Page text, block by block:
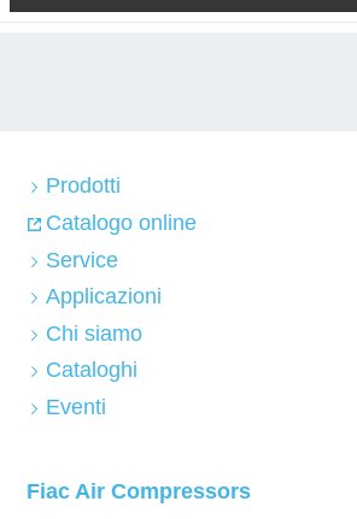
Prodotti
Catalogo online
Service
Applicazioni
Chi siamo
Cataloghi
Eventi
Fiac Air Compressors